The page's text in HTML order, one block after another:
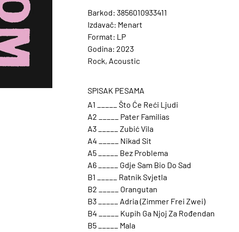
Barkod: 3856010933411
Izdavač: Menart
Format: LP
Godina: 2023
Rock, Acoustic
SPISAK PESAMA
A1 _____ Što Će Reći Ljudi
A2 _____ Pater Familias
A3 _____ Zubić Vila
A4 _____ Nikad Sit
A5 _____ Bez Problema
A6 _____ Gdje Sam Bio Do Sad
B1 _____ Ratnik Svjetla
B2 _____ Orangutan
B3 _____ Adria (Zimmer Frei Zwei)
B4 _____ Kupih Ga Njoj Za Rođendan
B5 _____ Mala